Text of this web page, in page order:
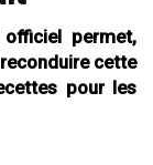
permet,
cette
pour les